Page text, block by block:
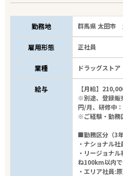
勤務地 群馬県 太田市
雇用形態 正社員
業種 ドラッグストア
給与
【月給】
※別途、登録販
円/月、研修中
※ご経験・勤務
■勤務区分（3年
・ナショナル
・リージョナ
ね100km以内
・エリア社員: